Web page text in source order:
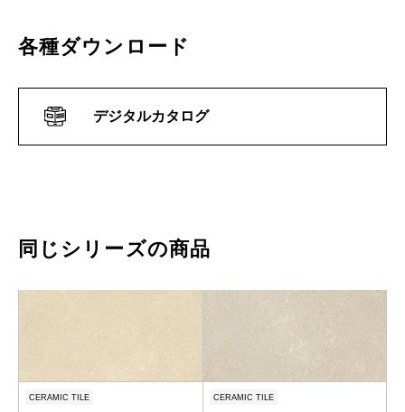
各種ダウンロード
デジタルカタログ
同じシリーズの商品
CERAMIC TILE CERAMIC TILE